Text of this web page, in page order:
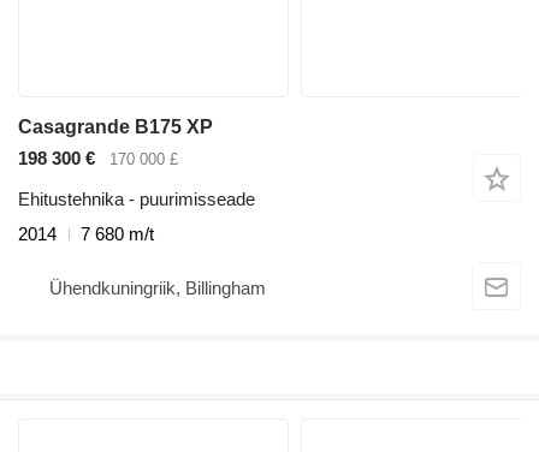
Casagrande B175 XP
198 300 €
170 000 £
Ehitustehnika - puurimisseade
2014
7 680 m/t
Ühendkuningriik, Billingham